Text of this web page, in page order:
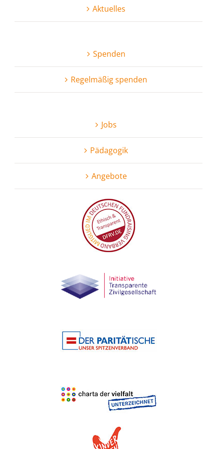
Aktuelles
Spenden
Regel­mäßig spenden
Jobs
Pädagogik
Angebote